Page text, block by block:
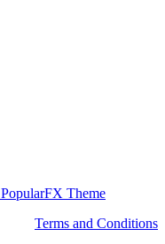
PopularFX Theme
Terms and Conditions